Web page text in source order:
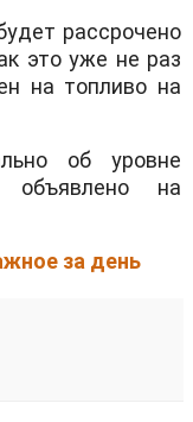
рассрочено
это уже не раз
на топливо на
об уровне
объявлено на
за день